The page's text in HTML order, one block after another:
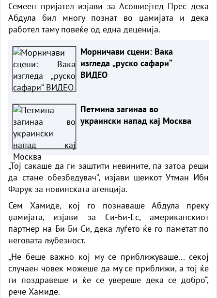
Семеен пријател изјави за Асошиејтед Прес дека
Абдула бил многу познат во џамијата и дека
работел таму повеќе од една деценија.
Морничави сцени: Вака
изгледа „руско сафари“
ВИДЕО
Петмина загинаа во
украински напад кај Москва
„Тој сакаше да ги заштити невините, па затоа реши
да стане обезбедувач“, изјави шеикот Утман Ибн
Фарук за новинската агенција.
Сем Хамиде, кој го познаваше Абдула преку
џамијата, изјави за Си-Би-Ес, американскиот
партнер на Би-Би-Си, дека луѓето ќе го паметат по
неговата љубезност.
„Не беше важно кој му се приближуваше... секој
случаен човек можеше да му се приближи, а тој ќе
ги поздравеше и ќе се увереше дека се добро“,
рече Хамиде.